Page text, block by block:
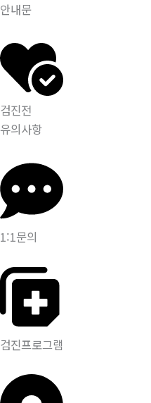
안내문
검진전
유의사항
1:1문의
검진프로그램